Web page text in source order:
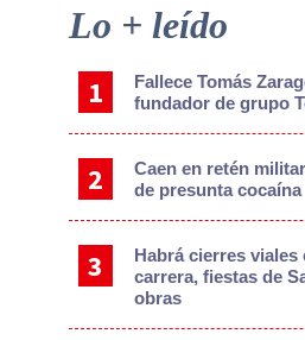
Primary
Lo + leído
Fallece Tomás
fundador de grupo
Caen en retén
de presunta cocaína
Habrá cierres viales
carrera, fiestas de
obras